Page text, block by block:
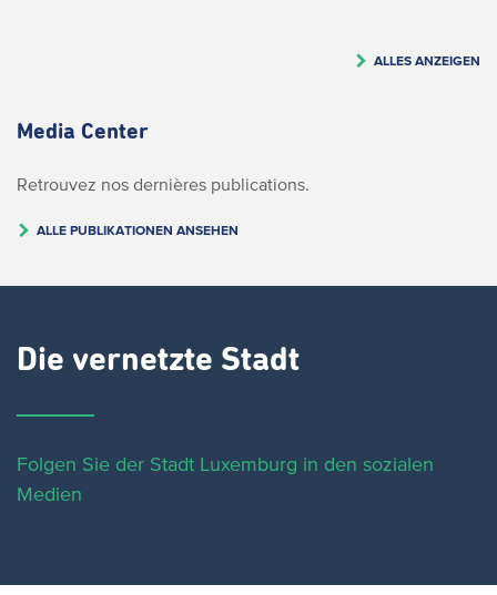
ALLES ANZEIGEN
Media Center
Retrouvez nos dernières publications.
ALLE PUBLIKATIONEN ANSEHEN
Die vernetzte Stadt
Folgen Sie der Stadt Luxemburg in den sozialen
Medien